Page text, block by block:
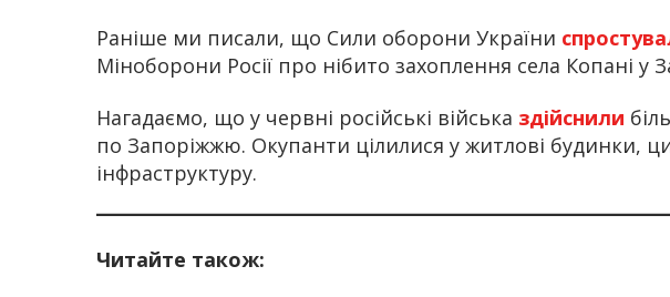
Раніше ми писали, що Сили оборони України
Міноборони Росії про нібито захоплення села Копані у
Нагадаємо, що у червні російські війська здійснили
по Запоріжжю. Окупанти цілилися у житлові будинки,
інфраструктуру.
Читайте також: